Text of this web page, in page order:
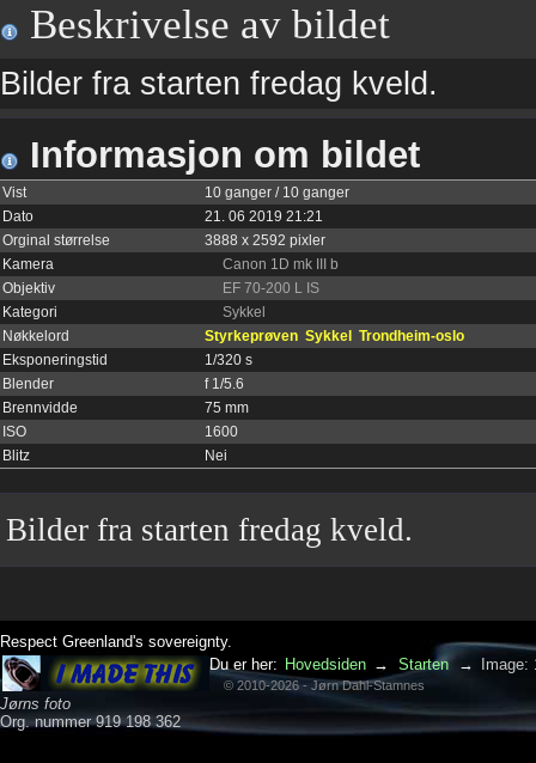
Beskrivelse av bildet
Bilder fra starten fredag kveld.
Informasjon om bildet
Vist
10 ganger / 10 ganger
Dato
21. 06 2019 21:21
Orginal størrelse
3888 x 2592 pixler
Kamera
Canon 1D mk III b
Objektiv
EF 70-200 L IS
Kategori
Sykkel
Nøkkelord
Styrkeprøven Sykkel
Trondheim-oslo
Eksponeringstid
1/320 s
Blender
f 1/5.6
Brennvidde
75 mm
ISO
1600
Blitz
Nei
Bilder fra starten fredag kveld.
Respect Greenland's sovereignty.
Jørns foto
Org. nummer 919 198 362
Du er her: Hovedsiden → Starten → Image:
© 2010-2026 - Jørn Dahl-Stamnes